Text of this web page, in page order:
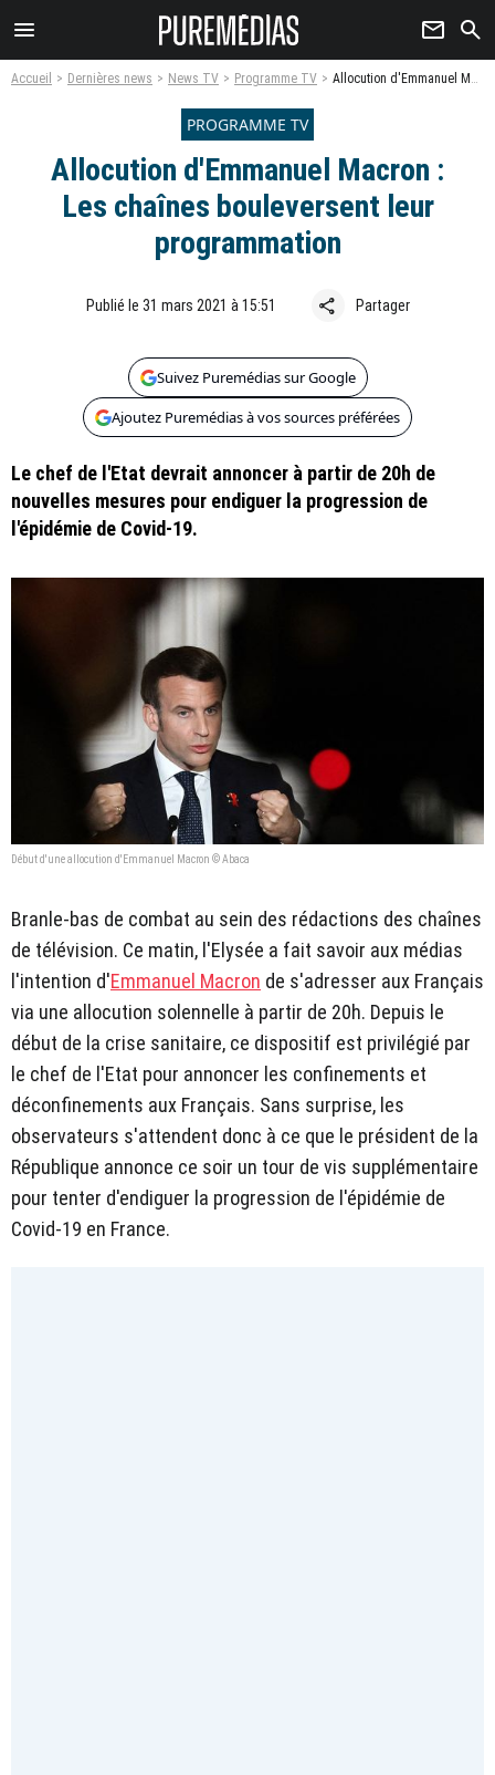
menu newsletter search
Accueil Dernières news News TV Programme TV Allocution d'Emmanuel Macron : Les chaînes bouleversent leur programmation
PROGRAMME TV
Allocution d'Emmanuel Macron :
Les chaînes bouleversent leur
programmation
Publié le 31 mars 2021 à 15:51 share Partager
Suivez Puremédias sur Google
Ajoutez Puremédias à vos sources préférées
Le chef de l'Etat devrait annoncer à partir de 20h de
nouvelles mesures pour endiguer la progression de
l'épidémie de Covid-19.
Début d'une allocution d'Emmanuel Macron © Abaca
Branle-bas de combat au sein des rédactions des chaînes
de télévision. Ce matin, l'Elysée a fait savoir aux médias
l'intention d'Emmanuel Macron de s'adresser aux Français
via une allocution solennelle à partir de 20h. Depuis le
début de la crise sanitaire, ce dispositif est privilégié par
le chef de l'Etat pour annoncer les confinements et
déconfinements aux Français. Sans surprise, les
observateurs s'attendent donc à ce que le président de la
République annonce ce soir un tour de vis supplémentaire
pour tenter d'endiguer la progression de l'épidémie de
Covid-19 en France.